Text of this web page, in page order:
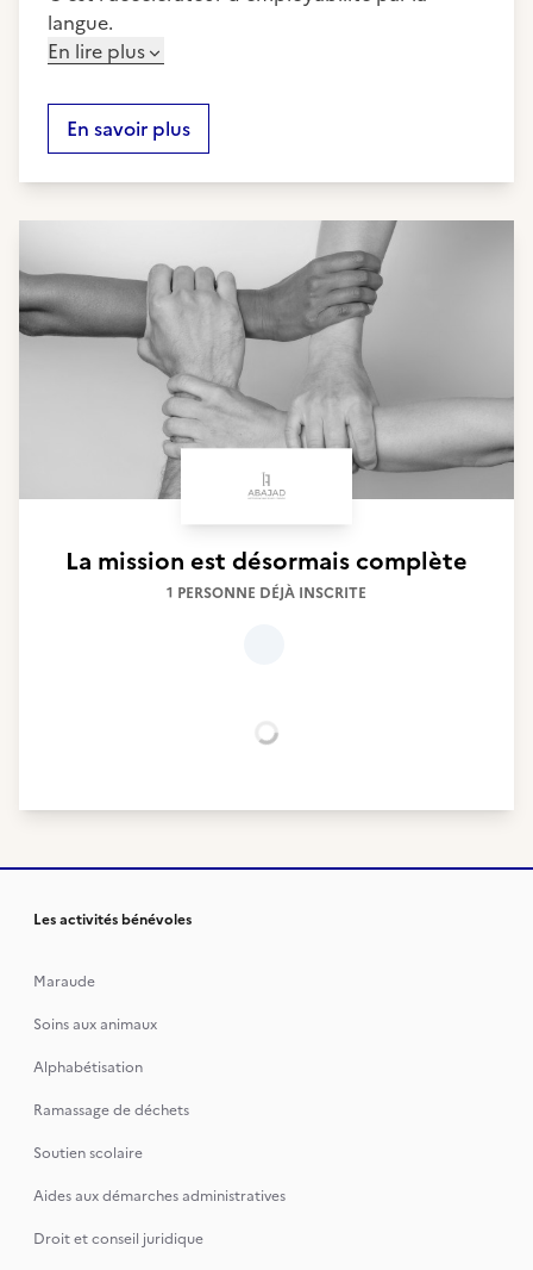
langue.
En lire plus
En savoir plus
La mission est désormais complète
1 PERSONNE DÉJÀ INSCRITE
Chargement...
Les activités bénévoles
Maraude
Soins aux animaux
Alphabétisation
Ramassage de déchets
Soutien scolaire
Aides aux démarches administratives
Droit et conseil juridique